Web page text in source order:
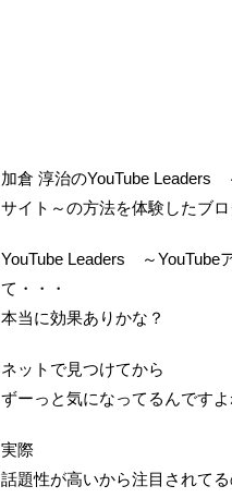
加倉 淳治のYouTube Leaders
サイト～の方法を体験したブ
YouTube Leaders ～YouTube
て・・・
本当に効果ありかな？
ネットで見つけてから
ずーっと気になってるんですよ
実際
話題性が高いから注目されてる